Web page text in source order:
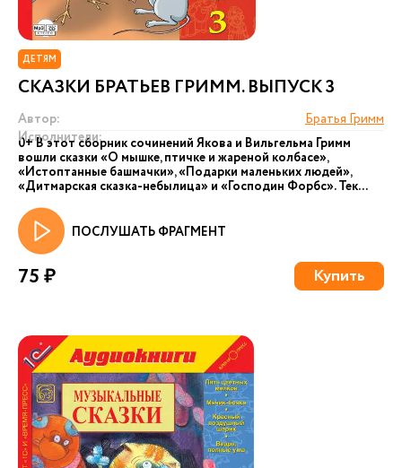
ДЕТЯМ
СКАЗКИ БРАТЬЕВ ГРИММ. ВЫПУСК 3
Автор:
Братья Гримм
Исполнители:
0+ В этот сборник сочинений Якова и Вильгельма Гримм
вошли сказки «О мышке, птичке и жареной колбасе»,
«Истоптанные башмачки», «Подарки маленьких людей»,
«Дитмарская сказка-небылица» и «Господин Форбс». Тек...
ПОСЛУШАТЬ ФРАГМЕНТ
75 ₽ Купить